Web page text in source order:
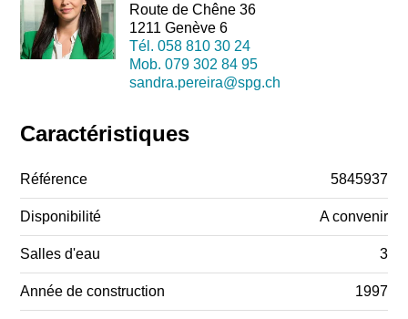
Route de Chêne 36
1211 Genève 6
Tél. 058 810 30 24
Mob. 079 302 84 95
sandra.pereira@spg.ch
Caractéristiques
Référence 5845937
Disponibilité A convenir
Salles d'eau 3
Année de construction 1997